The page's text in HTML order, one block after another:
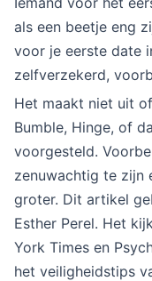
als een beetje eng
voor je eerste date
zelfverzekerd,
Het maakt niet uit
Bumble, Hinge, of
voorgesteld.
zenuwachtig te zijn
groter. Dit artikel
Esther Perel. Het
York Times en
het veiligheidstips